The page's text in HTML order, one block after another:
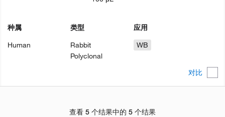
对比
种属
Human
类型
Rabbit
Polyclonal
应用
WB
查看 5 个结果中的 5 个结果